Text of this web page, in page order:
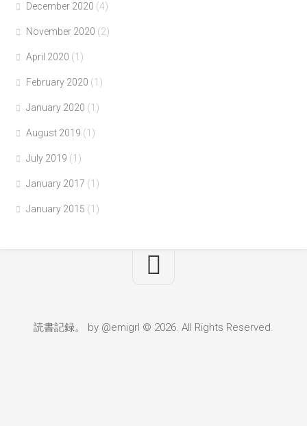
December 2020 (4)
November 2020 (2)
April 2020 (1)
February 2020 (1)
January 2020 (1)
August 2019 (1)
July 2019 (1)
January 2017 (1)
January 2015 (1)
読書記録。 by @emigrl © 2026. All Rights Reserved.